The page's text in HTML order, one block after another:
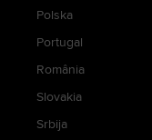
Polska
Portugal
România
Slovakia
Srbija